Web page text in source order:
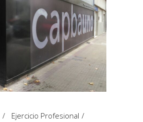
Ejercicio Profesional